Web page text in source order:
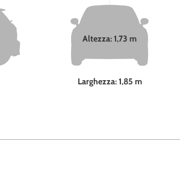
Altezza: 1,73 m
Larghezza: 1,85 m